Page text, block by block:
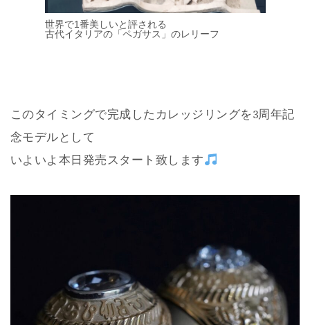
世界で1番美しいと評される
古代イタリアの「ペガサス」のレリーフ
このタイミングで完成したカレッジリングを3周年記
念モデルとして
いよいよ本日発売スタート致します